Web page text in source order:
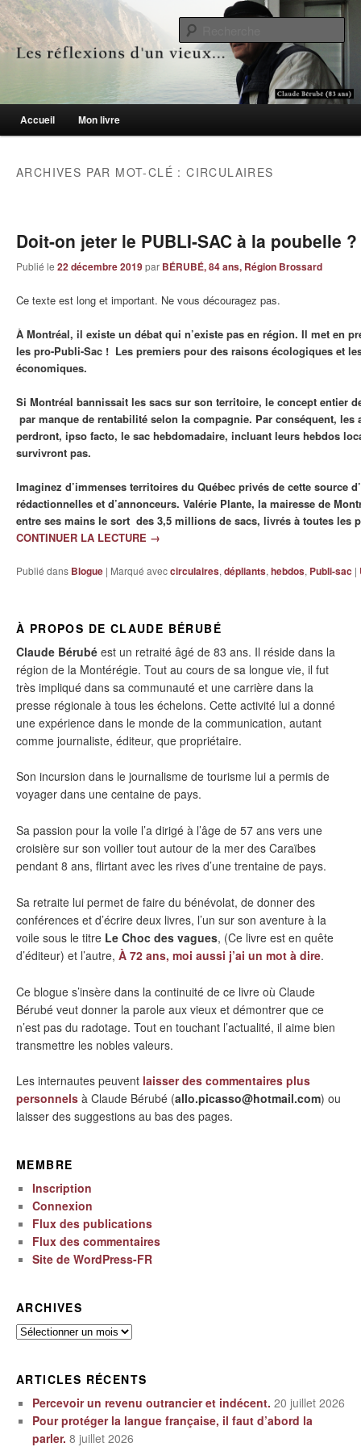
Les réflexions d'un vieux…
Le blogue des aînés de 65 ans et +
Menu principal
Aller au contenu principal
Aller au contenu secondaire
Accueil Mon livre
ARCHIVES PAR MOT-CLÉ :CIRCULAIRES
Doit-on jeter le PUBLI-SAC à la poubelle ?
Publié le 22 décembre 2019par BÉRUBÉ, 84 ans, Région Brossard
Ce texte est long et important. Ne vous découragez pas.
À Montréal, il existe un débat qui n’existe pas en région. Il met en
les pro-Publi-Sac ! Les premiers pour des raisons écologiques et
économiques.
Si Montréal bannissait les sacs sur son territoire, le concept entier
par manque de rentabilité selon la compagnie. Par conséquent, les
perdront, ipso facto, le sac hebdomadaire, incluant leurs hebdos
survivront pas.
Imaginez d’immenses territoires du Québec privés de cette source
rédactionnelles et d’annonceurs. Valérie Plante, la mairesse de
entre ses mains le sort des 3,5 millions de sacs, livrés à toutes les
CONTINUER LA LECTURE →
Publié dans Blogue | Marqué aveccirculaires,dépliants,hebdos, Publi-sac |
À PROPOS DE CLAUDE BÉRUBÉ
Claude Bérubé est un retraité âgé de 83 ans. Il réside dans la
région de la Montérégie. Tout au cours de sa longue vie, il fut
très impliqué dans sa communauté et une carrière dans la
presse régionale à tous les échelons. Cette activité lui a donné
une expérience dans le monde de la communication, autant
comme journaliste, éditeur, que propriétaire.
Son incursion dans le journalisme de tourisme lui a permis de
voyager dans une centaine de pays.
Sa passion pour la voile l’a dirigé à l’âge de 57 ans vers une
croisière sur son voilier tout autour de la mer des Caraïbes
pendant 8 ans, flirtant avec les rives d’une trentaine de pays.
Sa retraite lui permet de faire du bénévolat, de donner des
conférences et d’écrire deux livres, l’un sur son aventure à la
voile sous le titre Le Choc des vagues, (Ce livre est en quête
d’éditeur) et l’autre, À 72 ans, moi aussi j’ai un mot à dire.
Ce blogue s’insère dans la continuité de ce livre où Claude
Bérubé veut donner la parole aux vieux et démontrer que ce
n’est pas du radotage. Tout en touchant l’actualité, il aime bien
transmettre les nobles valeurs.
Les internautes peuvent laisser des commentaires plus
personnels à Claude Bérubé (allo.picasso@hotmail.com) ou
laisser des suggestions au bas des pages.
MEMBRE
Inscription
Connexion
Flux des publications
Flux des commentaires
Site de WordPress-FR
ARCHIVES
Archives
ARTICLES RÉCENTS
Percevoir un revenu outrancier et indécent. 20 juillet 2026
Pour protéger la langue française, il faut d’abord la
parler. 8 juillet 2026